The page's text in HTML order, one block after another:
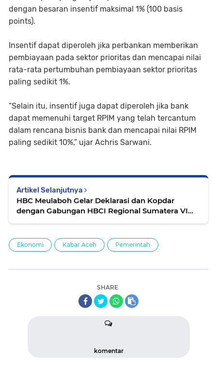
dengan besaran insentif maksimal 1% (100 basis
points).
Insentif dapat diperoleh jika perbankan memberikan
pembiayaan pada sektor prioritas dan mencapai nilai
rata-rata pertumbuhan pembiayaan sektor prioritas
paling sedikit 1%.
“Selain itu, insentif juga dapat diperoleh jika bank
dapat memenuhi target RPIM yang telah tercantum
dalam rencana bisnis bank dan mencapai nilai RPIM
paling sedikit 10%,” ujar Achris Sarwani.
Artikel Selanjutnya
HBC Meulaboh Gelar Deklarasi dan Kopdar
dengan Gabungan HBCI Regional Sumatera VI
Ekonomi Kabar Aceh Pemerintah
SHARE
komentar